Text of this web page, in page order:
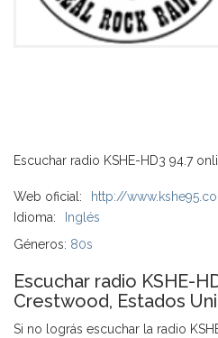
Escuchar radio KSHE-HD3 94.7
Web oficial:
http://
Idioma:
Inglés
Géneros: 80s
Escuchar radio KSHE-
Crestwood, Estados
Si no lográs escuchar la radio